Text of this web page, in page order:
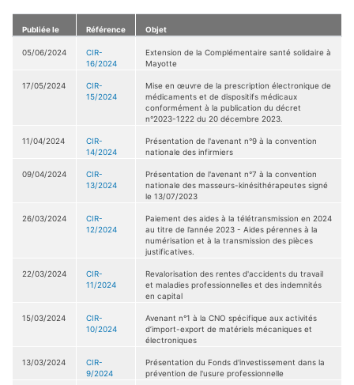
Publiée le Référence Objet
05/06/2024
CIR-
16/2024
Extension de la Complémentaire santé solidaire à
Mayotte
17/05/2024
CIR-
15/2024
Mise en œuvre de la prescription électronique de
médicaments et de dispositifs médicaux
conformément à la publication du décret
n°2023-1222 du 20 décembre 2023.
11/04/2024
CIR-
14/2024
Présentation de l'avenant n°9 à la convention
nationale des infirmiers
09/04/2024
CIR-
13/2024
Présentation de l'avenant n°7 à la convention
nationale des masseurs-kinésithérapeutes signé
le 13/07/2023
26/03/2024
CIR-
12/2024
Paiement des aides à la télétransmission en 2024
au titre de l’année 2023 - Aides pérennes à la
numérisation et à la transmission des pièces
justificatives.
22/03/2024
CIR-
11/2024
Revalorisation des rentes d'accidents du travail
et maladies professionnelles et des indemnités
en capital
15/03/2024
CIR-
10/2024
Avenant n°1 à la CNO spécifique aux activités
d’import-export de matériels mécaniques et
électroniques
13/03/2024
CIR-
9/2024
Présentation du Fonds d'investissement dans la
prévention de l'usure professionnelle